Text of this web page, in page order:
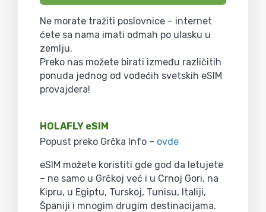
Ne morate tražiti poslovnice – internet
ćete sa nama imati odmah po ulasku u
zemlju.
Preko nas možete birati između različitih
ponuda jednog od vodećih svetskih eSIM
provajdera!
HOLAFLY eSIM
Popust preko Grčka Info – ovde
eSIM možete koristiti gde god da letujete
– ne samo u Grčkoj već i u Crnoj Gori, na
Kipru, u Egiptu, Turskoj, Tunisu, Italiji,
Španiji i mnogim drugim destinacijama.